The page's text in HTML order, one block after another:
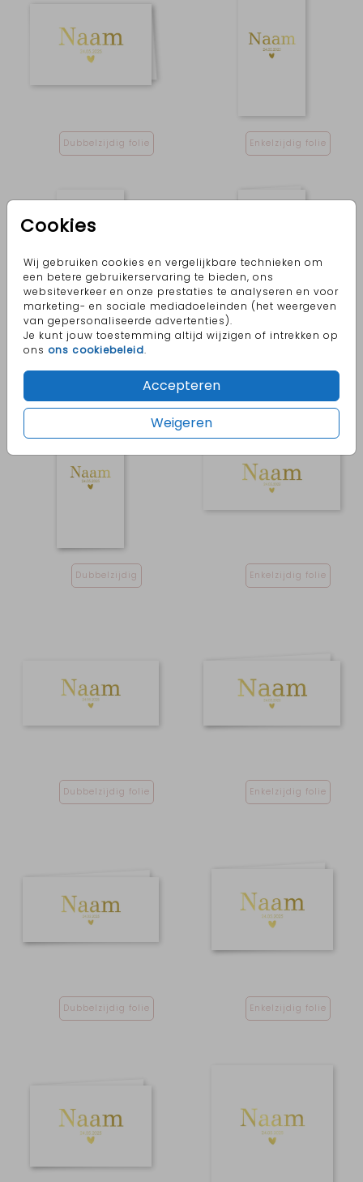
Cookies
Wij gebruiken cookies en vergelijkbare technieken om
een betere gebruikerservaring te bieden, ons
websiteverkeer en onze prestaties te analyseren en voor
marketing- en sociale mediadoeleinden (het weergeven
van gepersonaliseerde advertenties).
Je kunt jouw toestemming altijd wijzigen of intrekken op
ons ons cookiebeleid.
Accepteren
Weigeren
Dubbelzijdig folie Enkelzijdig folie
Dubbelzijdig Enkelzijdig folie
Dubbelzijdig folie Enkelzijdig folie
Dubbelzijdig folie Enkelzijdig folie